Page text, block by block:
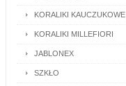
KORALIKI KAUCZUKOWE
KORALIKI MILLEFIORI
JABLONEX
SZKŁO